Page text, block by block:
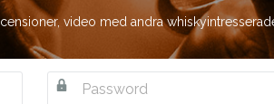
video med andra